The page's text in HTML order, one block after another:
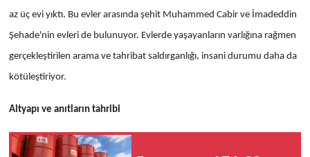
az üç evi yıktı. Bu evler arasında şehit Muhammed Cabir ve İmadeddin
Şehade'nin evleri de bulunuyor. Evlerde yaşayanların varlığına rağmen
gerçekleştirilen arama ve tahribat saldırganlığı, insani durumu daha da
kötüleştiriyor.
Altyapı ve anıtların tahribi